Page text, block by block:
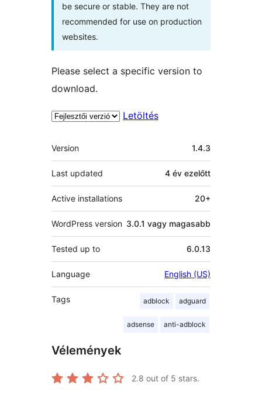
be secure or stable. They are not
recommended for use on production
websites.
Please select a specific version to
download.
Letöltés
Meta
Version 1.4.3
Last updated 4 év ezelőtt
Active installations 20+
WordPress version 3.0.1 vagy magasabb
Tested up to 6.0.13
Language English (US)
Tags adblock adguard
adsense anti-adblock
Vélemények
2.8 out of 5 stars.